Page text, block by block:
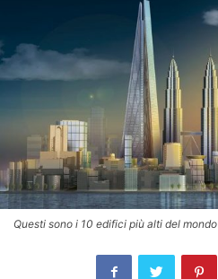
Questi sono i 10 edifici più alti del mondo